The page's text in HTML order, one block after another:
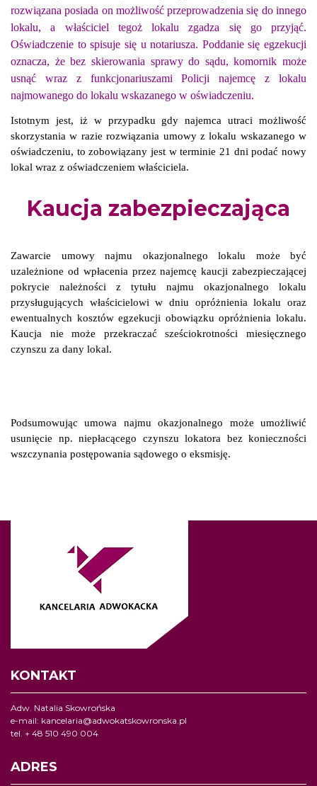
rozwiązana posiada on możliwość przeprowadzenia się do innego
lokalu, a właściciel tegoż lokalu zgadza się go przyjąć.
Oświadczenie to spisuje się u notariusza. Poddanie się egzekucji
oznacza, że bez skierowania sprawy do sądu, komornik może
usnąć wraz z funkcjonariuszami Policji najemcę z lokalu
najmowanego do lokalu wskazanego w oświadczeniu.
Istotnym jest, iż w przypadku gdy najemca utraci możliwość
skorzystania w razie rozwiązania umowy z lokalu wskazanego w
oświadczeniu, to zobowiązany jest w terminie 21 dni podać nowy
lokal wraz z oświadczeniem właściciela.
Kaucja zabezpieczająca
Zawarcie umowy najmu okazjonalnego lokalu może być
uzależnione od wpłacenia przez najemcę kaucji zabezpieczającej
pokrycie należności z tytułu najmu okazjonalnego lokalu
przysługujących właścicielowi w dniu opróżnienia lokalu oraz
ewentualnych kosztów egzekucji obowiązku opróżnienia lokalu.
Kaucja nie może przekraczać sześciokrotności miesięcznego
czynszu za dany lokal.
Podsumowując umowa najmu okazjonalnego może umożliwić
usunięcie np. niepłacącego czynszu lokatora bez konieczności
wszczynania postępowania sądowego o eksmisję.
KONTAKT
Adw. Natalia Skowrońska
e-mail: kancelaria@adwokatskowronska.pl
tel. + 48 510 490 004
ADRES